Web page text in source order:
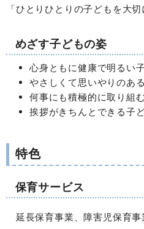
「ひとりひとりの子どもを大切
めざす子どもの姿
心身ともに健康で明るい
やさしくて思いやりのあ
何事にも積極的に取り組
挨拶がきちんとできる子
特色
保育サービス
延長保育事業、障害児保育事